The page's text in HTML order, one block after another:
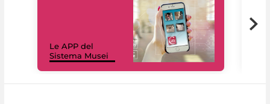
Le APP del
Sistema Musei